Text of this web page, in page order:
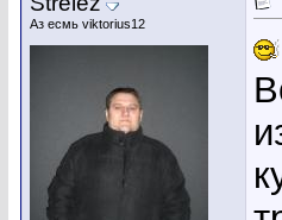
Аз есмь viktorius12